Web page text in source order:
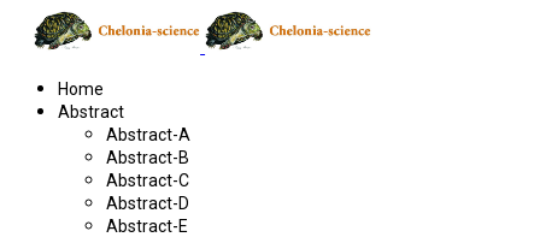
Home
Abstract
Abstract-A
Abstract-B
Abstract-C
Abstract-D
Abstract-E